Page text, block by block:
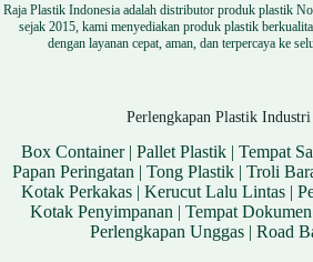
Raja Plastik Indonesia adalah distributor produk plastik
sejak 2015, kami menyediakan produk plastik
dengan layanan cepat, aman, dan terpercaya ke
Perlengkapan Plastik Industri
Box Container| Pallet Plastik| Tempat
Papan Peringatan |Tong Plastik |Troli
Kotak Perkakas| Kerucut Lalu Lintas|
Kotak Penyimpanan | Tempat Dokumen
Perlengkapan Unggas |Road